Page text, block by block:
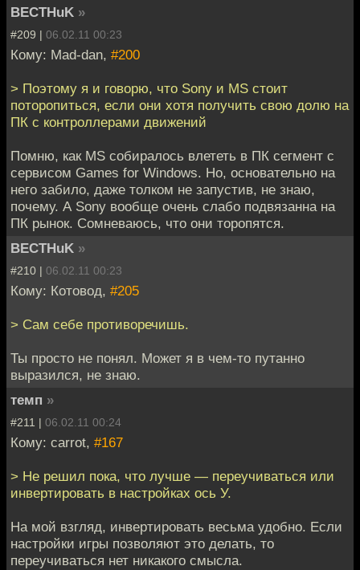
BECTHuK »
#209 | 06.02.11 00:23
Кому: Mad-dan, #200
> Поэтому я и говорю, что Sony и MS стоит
поторопиться, если они хотя получить свою долю на
ПК с контроллерами движений
Помню, как MS собиралось влететь в ПК сегмент с
сервисом Games for Windows. Но, основательно на
него забило, даже толком не запустив, не знаю,
почему. А Sony вообще очень слабо подвязанна на
ПК рынок. Сомневаюсь, что они торопятся.
BECTHuK »
#210 | 06.02.11 00:23
Кому: Котовод, #205
> Сам себе противоречишь.
Ты просто не понял. Может я в чем-то путанно
выразился, не знаю.
темп »
#211 | 06.02.11 00:24
Кому: carrot, #167
> Не решил пока, что лучше — переучиваться или
инвертировать в настройках ось У.
На мой взгляд, инвертировать весьма удобно. Если
настройки игры позволяют это делать, то
переучиваться нет никакого смысла.